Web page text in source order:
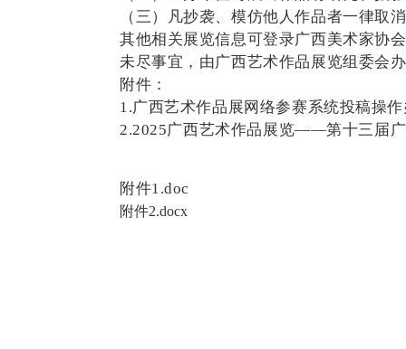
（三）凡抄袭、模仿他人作品者一律取
其他相关展览信息可登录广西美术家协
未尽事宜，由广西艺术作品展览组委会
附件：
1.广西艺术作品展网络参赛系统投稿操
2.2025广西艺术作品展览——第十三届
附件1.doc
附件2.docx